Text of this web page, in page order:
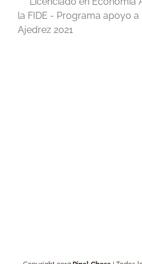
la FIDE - Programa apoyo
Ajedrez 2021